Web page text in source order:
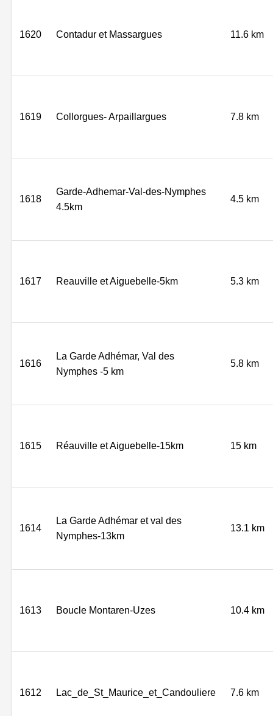
1620 Contadur et Massargues 11.6 km
1619 Collorgues- Arpaillargues 7.8 km
1618
Garde-Adhemar-Val-des-Nymphes
4.5km
4.5 km
1617 Reauville et Aiguebelle-5km 5.3 km
1616
La Garde Adhémar, Val des
Nymphes -5 km
5.8 km
1615 Réauville et Aiguebelle-15km 15 km
1614
La Garde Adhémar et val des
Nymphes-13km
13.1 km
1613 Boucle Montaren-Uzes 10.4 km
1612 Lac_de_St_Maurice_et_Candouliere 7.6 km